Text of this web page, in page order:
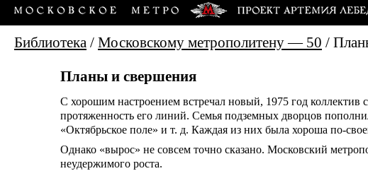
Библиотека / Московскому метрополитену — 50 /
Планы и свершения
С хорошим настроением встречал новый, 1975 год коллектив
протяженность его линий. Семья подземных дворцов
«Октябрьское поле» и т. д. Каждая из них была хороша по-
Однако «вырос» не совсем точно сказано. Московский
неудержимого роста.